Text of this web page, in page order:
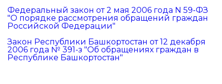
Федеральный закон от 2 мая 2006 года N 59-ФЗ
"О порядке рассмотрения обращений граждан
Российской Федерации"
Закон Республики Башкортостан от 12 декабря
2006 года № 391-з "Об обращениях граждан в
Республике Башкортостан"